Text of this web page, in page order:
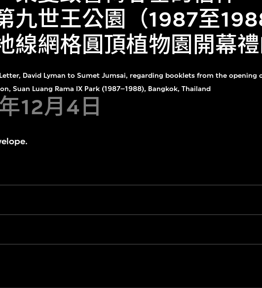
九世王公園（1987至
線網格圓頂植物園開幕
Letter, David Lyman to Sumet Jumsai, regarding booklets from the opening
Suan Luang Rama IX Park (1987–1988), Bangkok, Thailand
12月4日